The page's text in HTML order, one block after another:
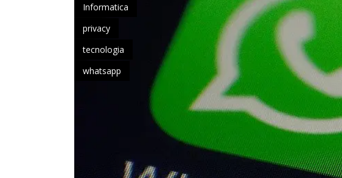
Informatica
privacy
tecnologia
whatsapp